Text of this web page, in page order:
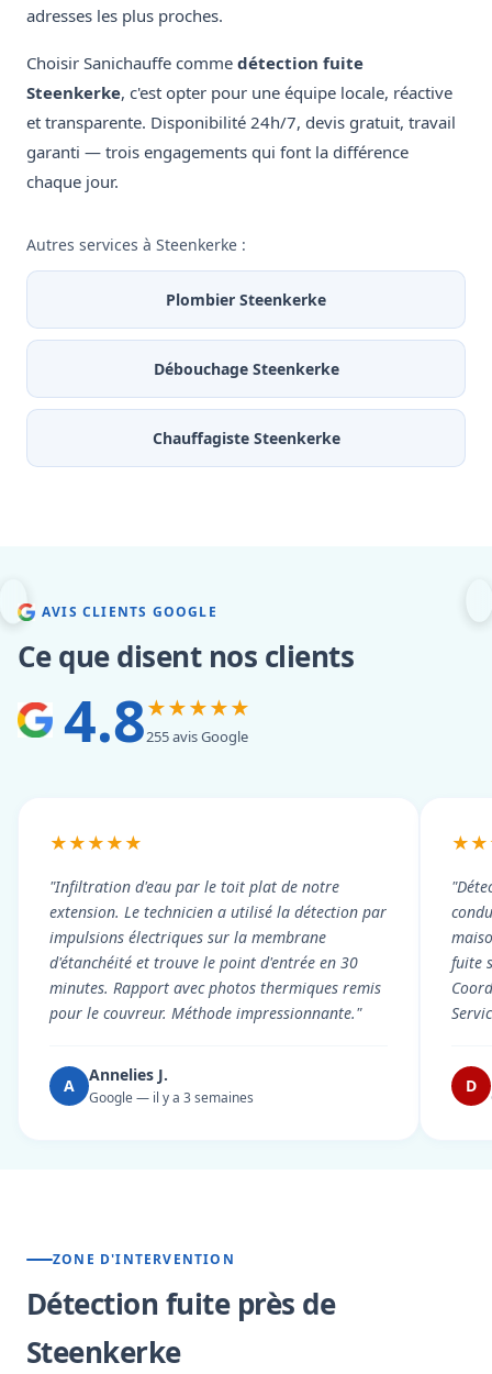
adresses les plus proches.
Choisir Sanichauffe comme détection fuite
Steenkerke, c'est opter pour une équipe locale, réactive
et transparente. Disponibilité 24h/7, devis gratuit, travail
garanti — trois engagements qui font la différence
chaque jour.
Autres services à Steenkerke :
Plombier Steenkerke
Débouchage Steenkerke
Chauffagiste Steenkerke
AVIS CLIENTS GOOGLE
Ce que disent nos clients
4.8★★★★★
255 avis Google
★★★★★
"Infiltration d'eau par le toit plat de notre
extension. Le technicien a utilisé la détection par
impulsions électriques sur la membrane
d'étanchéité et trouve le point d'entrée en 30
minutes. Rapport avec photos thermiques remis
pour le couvreur. Méthode impressionnante."
A
Annelies J.
Google — il y a 3 semaines
fuite
D
ZONE D'INTERVENTION
Détection fuite près de
Steenkerke